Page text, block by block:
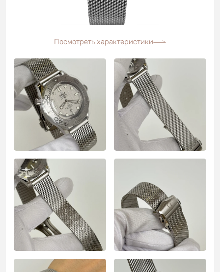
Посмотреть характеристики